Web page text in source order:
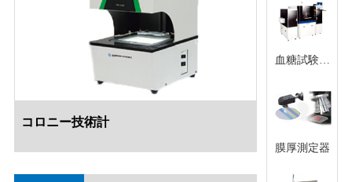
コロニー技術計
血糖試験紙
酵素機
膜厚測定器